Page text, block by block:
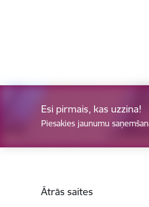
Esi pirmais, kas uzzina!
Piesakies jaunumu
Ātrās saites